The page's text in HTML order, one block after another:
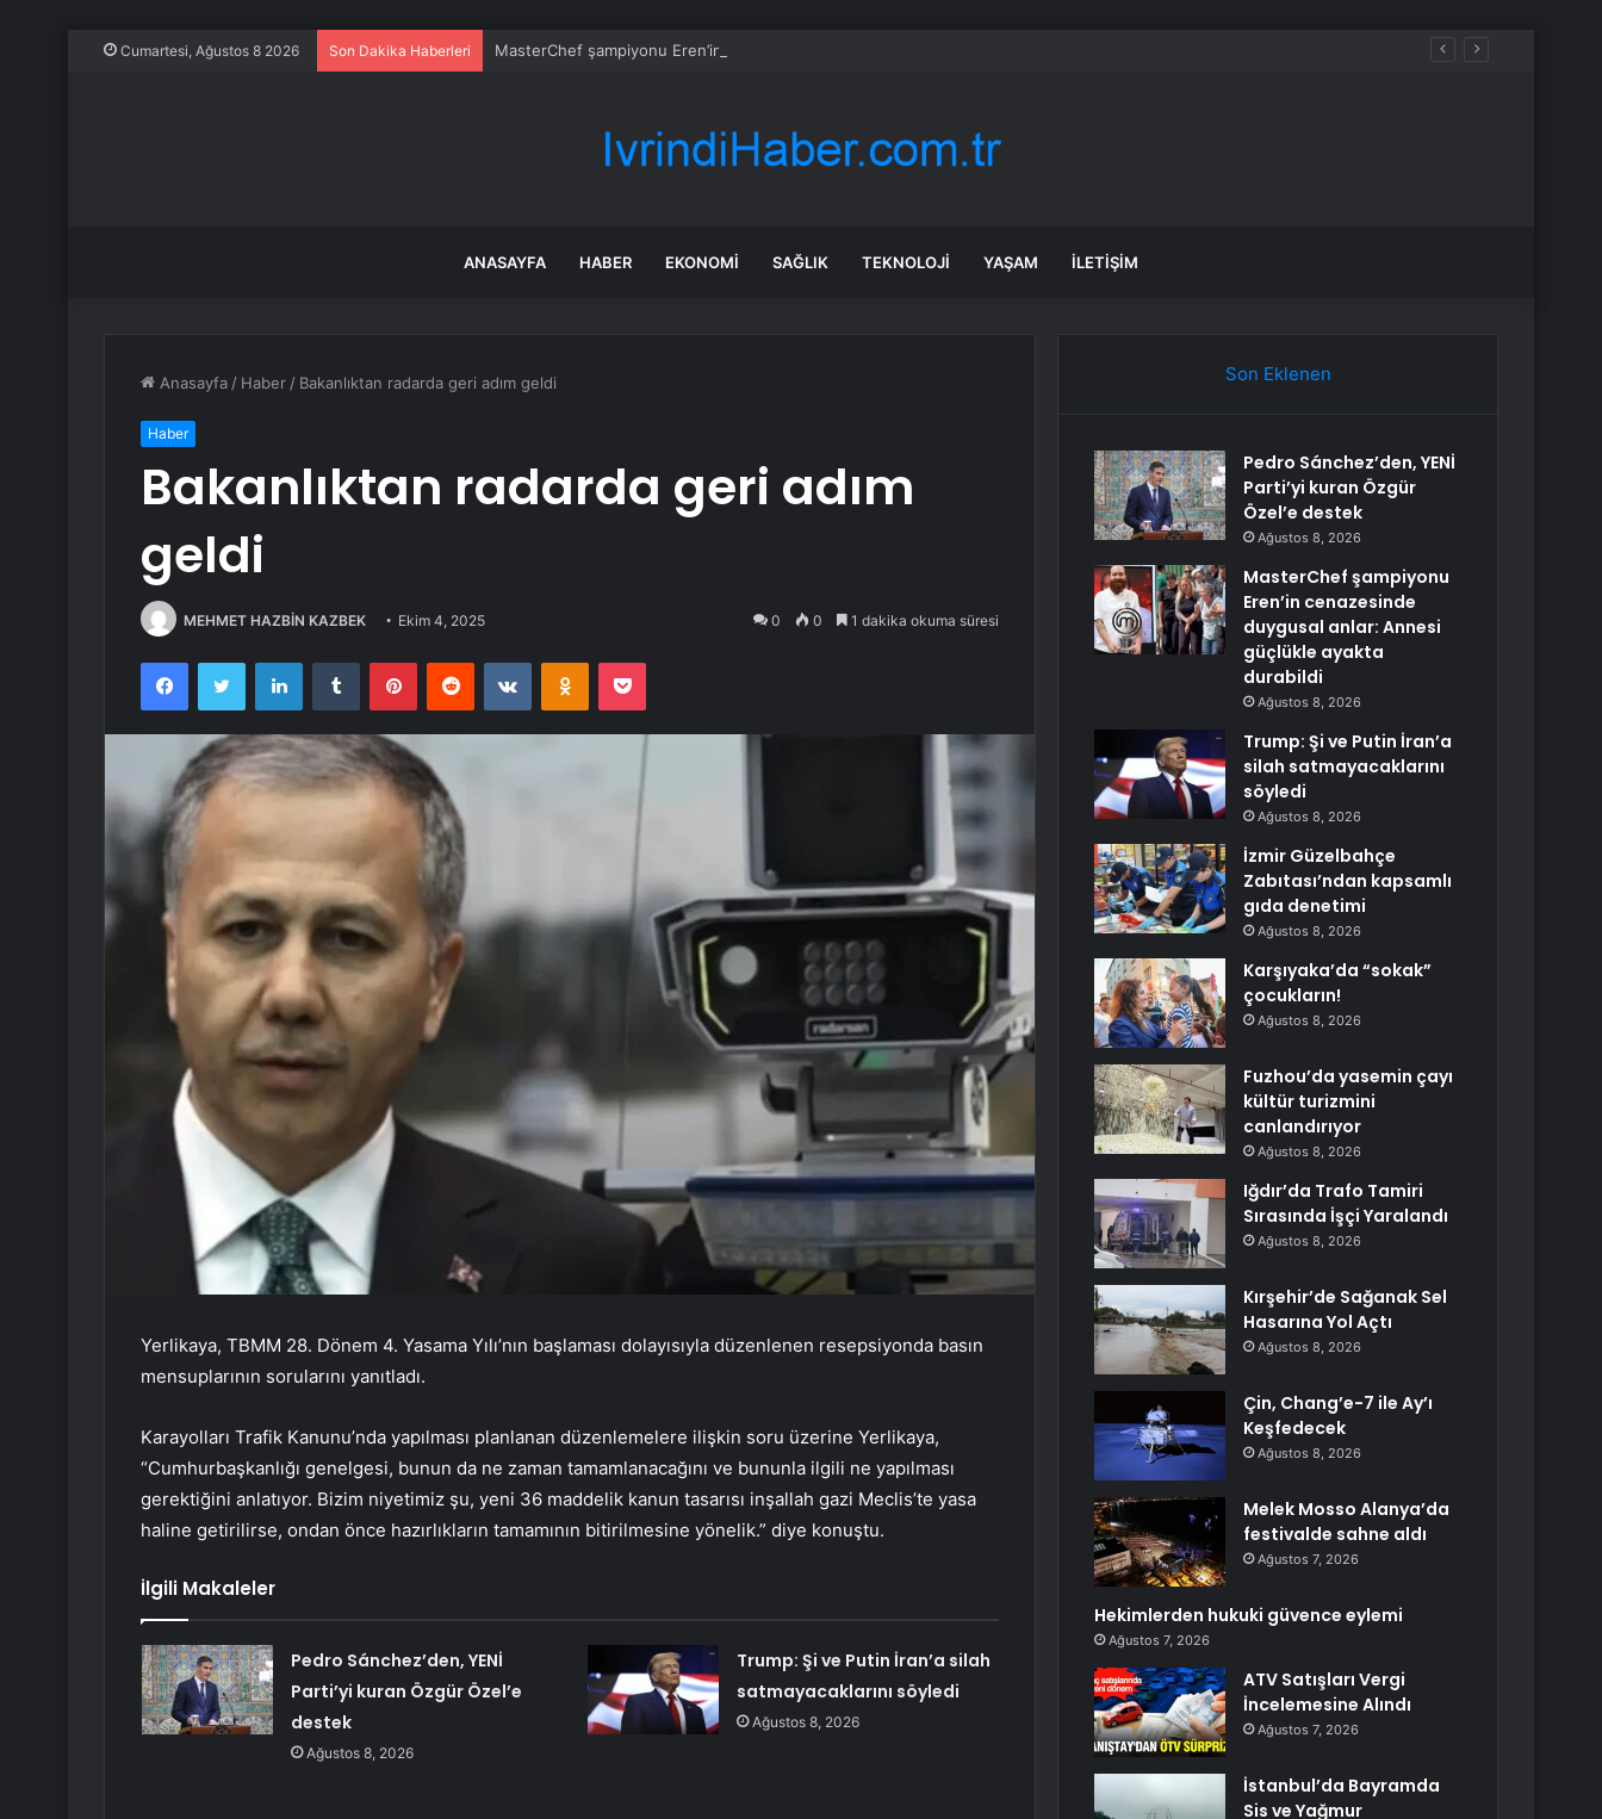
Cumartesi, Ağustos 8 2026 Son Dakika Haberleri MasterChef şampiyonu Eren’in cenazesinde duygusal anlar: Annesi güçlükle ayakta durabildi
ANASAYFA HABER EKONOMI SAĞLIK TEKNOLOJI YAŞAM İLETIŞIM
Anasayfa / Haber / Bakanlıktan radarda geri adım geldi
Haber
Bakanlıktan radarda geri adım
geldi
MEHMET HAZBİN KAZBEK Ekim 4, 2025 0 0 1 dakika okuma süresi
FacebookTwitter LinkedInTumblr PinterestReddit VKontakteOdnoklassniki
Pocket
Yerlikaya, TBMM 28. Dönem 4. Yasama Yılı’nın başlaması dolayısıyla düzenlenen resepsiyonda basın
mensuplarının sorularını yanıtladı.
Karayolları Trafik Kanunu’nda yapılması planlanan düzenlemelere ilişkin soru üzerine Yerlikaya,
“Cumhurbaşkanlığı genelgesi, bunun da ne zaman tamamlanacağını ve bununla ilgili ne yapılması
gerektiğini anlatıyor. Bizim niyetimiz şu, yeni 36 maddelik kanun tasarısı inşallah gazi Meclis’te yasa
haline getirilirse, ondan önce hazırlıkların tamamının bitirilmesine yönelik.” diye konuştu.
İlgili Makaleler
Pedro Sánchez’den, YENİ
Parti’yi kuran Özgür Özel’e
destek
Ağustos 8, 2026
Trump: Şi ve Putin İran’a silah
satmayacaklarını söyledi
Ağustos 8, 2026
Son Eklenen
Pedro Sánchez’den, YENİ
Parti’yi kuran Özgür
Özel’e destek
Ağustos 8, 2026
MasterChef şampiyonu
Eren’in cenazesinde
duygusal anlar: Annesi
güçlükle ayakta
durabildi
Ağustos 8, 2026
Trump: Şi ve Putin İran’a
silah satmayacaklarını
söyledi
Ağustos 8, 2026
İzmir Güzelbahçe
Zabıtası’ndan kapsamlı
gıda denetimi
Ağustos 8, 2026
Karşıyaka’da “sokak”
çocukların!
Ağustos 8, 2026
Fuzhou’da yasemin çayı
kültür turizmini
canlandırıyor
Ağustos 8, 2026
Iğdır’da Trafo Tamiri
Sırasında İşçi Yaralandı
Ağustos 8, 2026
Kırşehir’de Sağanak Sel
Hasarına Yol Açtı
Ağustos 8, 2026
Çin, Chang’e-7 ile Ay’ı
Keşfedecek
Ağustos 8, 2026
Melek Mosso Alanya’da
festivalde sahne aldı
Ağustos 7, 2026
Hekimlerden hukuki güvence eylemi
Ağustos 7, 2026
ATV Satışları Vergi
İncelemesine Alındı
Ağustos 7, 2026
İstanbul’da Bayramda
Sis ve Yağmur